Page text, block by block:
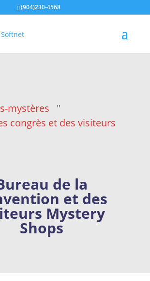
(904)230-4568
mystères
"
congrès et des visiteurs
de la
et des
Mystery
Shops